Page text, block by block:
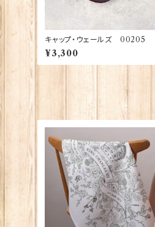
キャップ・ウェールズ 00205
¥3,300